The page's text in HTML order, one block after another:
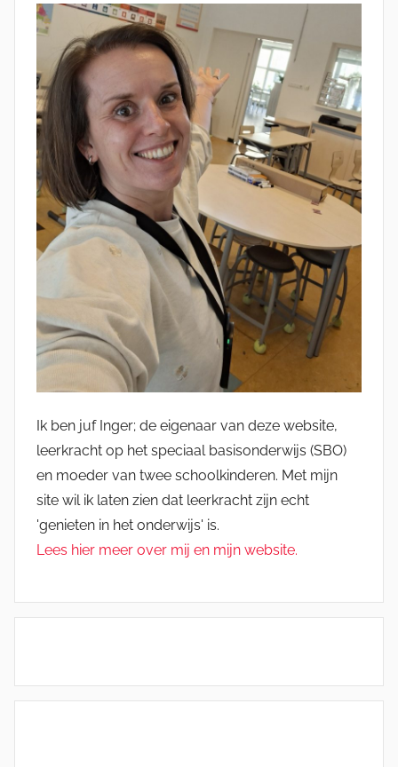
Ik ben juf Inger; de eigenaar van deze website,
leerkracht op het speciaal basisonderwijs (SBO)
en moeder van twee schoolkinderen. Met mijn
site wil ik laten zien dat leerkracht zijn echt
'genieten in het onderwijs' is.
Lees hier meer over mij en mijn website.